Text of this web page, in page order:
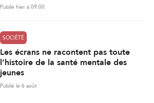
Publié hier à 09:00
SOCIÉTÉ
Les écrans ne racontent pas toute
l’histoire de la santé mentale des
jeunes
Publié le 6 août